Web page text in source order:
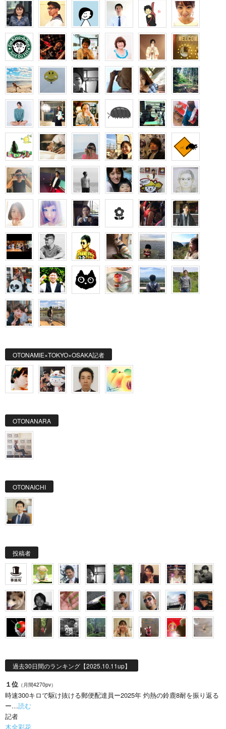
OTONAMIE×TOKYO×OSAKA記者
OTONANARA
OTONAICHI
投稿者
過去30日間のランキング【2025.10.11up】
１位 （月間4270pv）
時速300キロで駆け抜ける郵便配達員ー2025年 灼熱の鈴鹿8耐を振り返る
ー…読む
記者
木全彩花